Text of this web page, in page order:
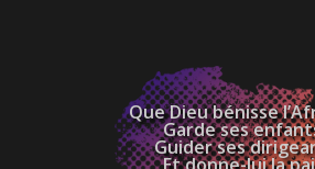
Que Dieu bénisse
Garde ses
Guider ses